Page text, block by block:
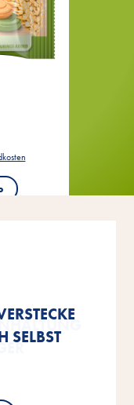
EIN –
F
SELBST
EIN –
F